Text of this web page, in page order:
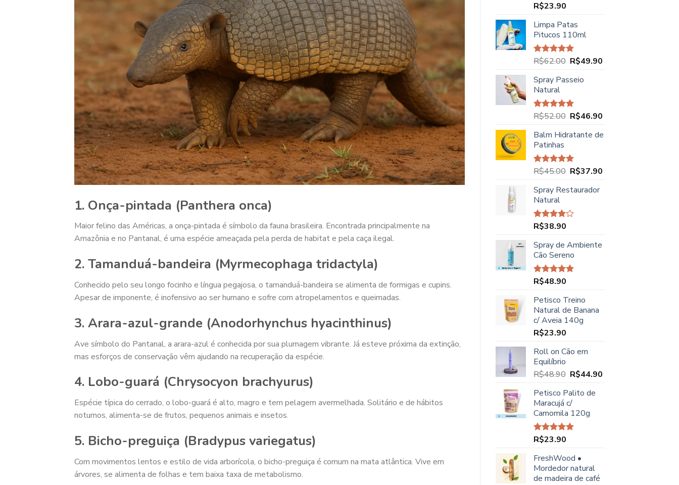
1. Onça-pintada (Panthera onca)
Maior felino das Américas, a onça-pintada é símbolo da fauna brasileira. Encontrada principalmente na
Amazônia e no Pantanal, é uma espécie ameaçada pela perda de habitat e pela caça ilegal.
2. Tamanduá-bandeira (Myrmecophaga tridactyla)
Conhecido pelo seu longo focinho e língua pegajosa, o tamanduá-bandeira se alimenta de formigas e cupins.
Apesar de imponente, é inofensivo ao ser humano e sofre com atropelamentos e queimadas.
3. Arara-azul-grande (Anodorhynchus hyacinthinus)
Ave símbolo do Pantanal, a arara-azul é conhecida por sua plumagem vibrante. Já esteve próxima da extinção,
mas esforços de conservação vêm ajudando na recuperação da espécie.
4. Lobo-guará (Chrysocyon brachyurus)
Espécie típica do cerrado, o lobo-guará é alto, magro e tem pelagem avermelhada. Solitário e de hábitos
noturnos, alimenta-se de frutos, pequenos animais e insetos.
5. Bicho-preguiça (Bradypus variegatus)
Com movimentos lentos e estilo de vida arborícola, o bicho-preguiça é comum na mata atlântica. Vive em
árvores, se alimenta de folhas e tem baixa taxa de metabolismo.
Avaliação
R$23.90
Limpa Patas
Pitucos 110ml
Avaliação
R$62.00 O
original
R$62.00.
R$49.90
Spray Passeio
Natural
Avaliação
R$52.00 O
original
R$52.00.
R$46.90
atual
Balm Hidratante de
Patinhas
Avaliação
R$45.00 O
original
R$45.00.
R$37.90
Spray Restaurador
Natural
Avaliação
5
R$38.90
Spray de Ambiente
Cão Sereno
Avaliação
R$48.90
Petisco Treino
Natural de Banana
c/ Aveia 140g
R$23.90
Roll on Cão em
Equilíbrio
R$48.90 O
original
era:
R$48.90.
R$44.90
Petisco Palito de
Maracujá c/
Camomila 120g
Avaliação
R$23.90
FreshWood •
Mordedor natural
de madeira de café